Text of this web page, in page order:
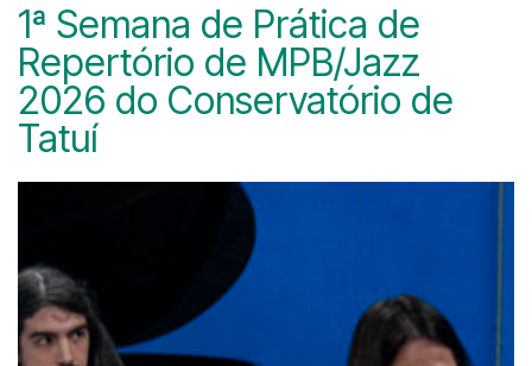
1ª Semana de Prática de
Repertório de MPB/Jazz
2026 do Conservatório de
Tatuí